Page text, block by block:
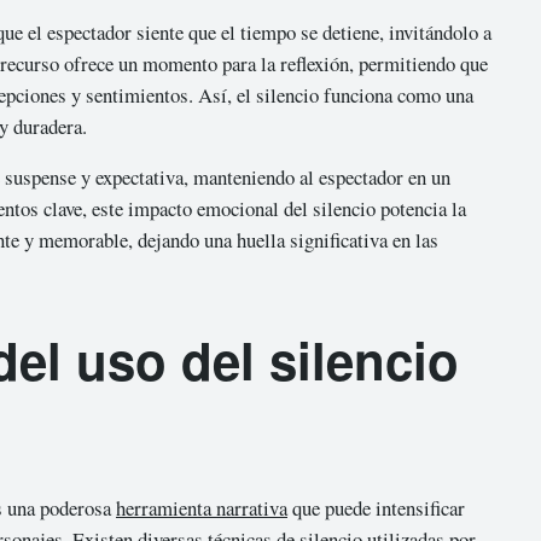
el espectador siente que el tiempo se detiene, invitándolo a
ofrece un momento para la reflexión, permitiendo que
y sentimientos. Así, el silencio funciona como una
duradera.
y expectativa, manteniendo al espectador en un
clave, este impacto emocional del silencio potencia la
y memorable, dejando una huella significativa en las
uso del silencio
poderosaherramienta narrativaque puede intensificar